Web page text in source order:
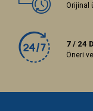
Orijinal
7 / 24
Öneri